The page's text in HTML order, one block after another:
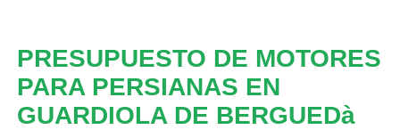
PRESUPUESTO DE MOTORES
PARA PERSIANAS EN
GUARDIOLA DE BERGUEDà